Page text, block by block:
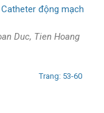
động mạch
Duc, Tien Hoang
Trang: 53-60